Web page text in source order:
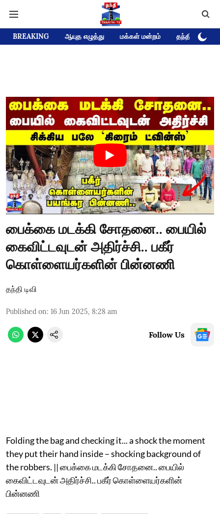
BREAKING ஆயுத எழுத்து மக்கள் மன்றம் தந்தி டிவி
பைக்கை மடக்கி சோதனை.. பையில்
கைவிட்டவுடன் அதிர்ச்சி.. பகீர்
கொள்ளையர்களின் பின்னணி
தந்தி டிவி
Published on: 16 Jun 2025, 8:28 am
Follow Us
Folding the bag and checking it... a shock the moment
they put their hand inside – shocking background of
the robbers. || பைக்கை மடக்கி சோதனை.. பையில்
கைவிட்டவுடன் அதிர்ச்சி.. பகீர் கொள்ளையர்களின்
பின்னணி